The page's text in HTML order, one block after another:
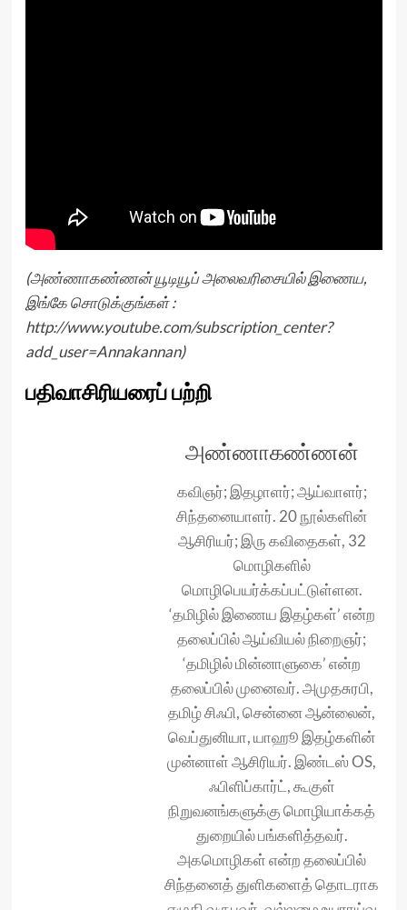
(அண்ணாகண்ணன் யூடியூப் அலைவரிசையில் இணைய,
இங்கே சொடுக்குங்கள் :
http://www.youtube.com/subscription_center?
add_user=Annakannan)
பதிவாசிரியரைப் பற்றி
அண்ணாகண்ணன்
கவிஞர்; இதழாளர்; ஆய்வாளர்;
சிந்தனையாளர். 20 நூல்களின்
ஆசிரியர்; இரு கவிதைகள், 32
மொழிகளில்
மொழிபெயர்க்கப்பட்டுள்ளன.
‘தமிழில் இணைய இதழ்கள்’ என்ற
தலைப்பில் ஆய்வியல் நிறைஞர்;
‘தமிழில் மின்னாளுகை’ என்ற
தலைப்பில் முனைவர். அமுதசுரபி,
தமிழ் சிஃபி, சென்னை ஆன்லைன்,
வெப்துனியா, யாஹூ இதழ்களின்
முன்னாள் ஆசிரியர். இண்டஸ் OS,
ஃபிளிப்கார்ட், கூகுள்
நிறுவனங்களுக்கு மொழியாக்கத்
துறையில் பங்களித்தவர்.
அகமொழிகள் என்ற தலைப்பில்
சிந்தனைத் துளிகளைத் தொடராக